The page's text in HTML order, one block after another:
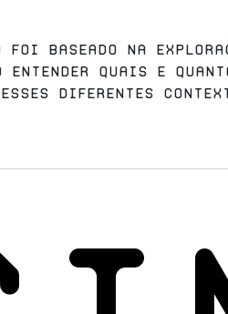
baseado na
quais e
diferentes